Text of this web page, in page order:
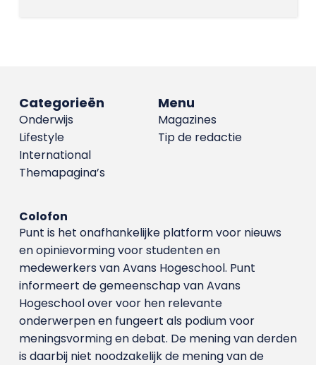
Menu
Magazines
Tip de redactie
Categorieën
Onderwijs
Lifestyle
International
Themapagina’s
Colofon
Punt is het onafhankelijke platform voor nieuws
en opinievorming voor studenten en
medewerkers van Avans Hoge­school. Punt
informeert de gemeenschap van Avans
Hogeschool over voor hen relevante
onderwerpen en fungeert als podium voor
meningsvorming en debat. De mening van derden
is daarbij niet noodzakelijk de mening van de